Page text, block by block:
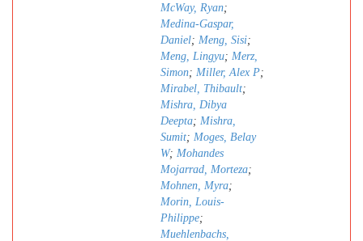
McWay, Ryan;
Medina-Gaspar,
Daniel; Meng, Sisi;
Meng, Lingyu; Merz,
Simon; Miller, Alex P;
Mirabel, Thibault;
Mishra, Dibya
Deepta; Mishra,
Sumit; Moges, Belay
W; Mohandes
Mojarrad, Morteza;
Mohnen, Myra;
Morin, Louis-
Philippe;
Muehlenbachs,